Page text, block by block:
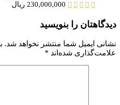
230,000,000 ریال
دیدگاهتان را بنویسید
نشانی ایمیل شما منتشر نخواهد شد.
علامت‌گذاری شده‌اند *